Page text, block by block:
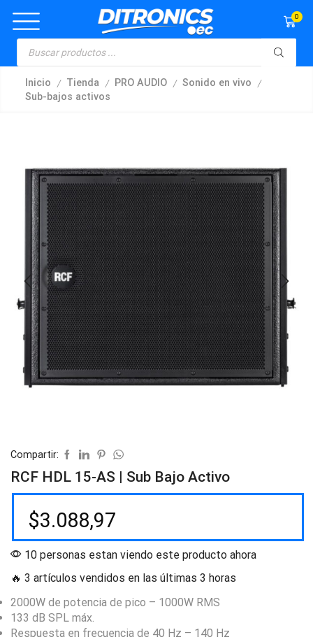
0
Inicio / Tienda / PRO AUDIO / Sonido en vivo /
Sub-bajos activos
Compartir:
RCF HDL 15-AS | Sub Bajo Activo
$3.088,97
10 personas estan viendo este producto ahora
🔥 3 artículos vendidos en las últimas 3 horas
2000W de potencia de pico – 1000W RMS
133 dB SPL máx.
Respuesta en frecuencia de 40 Hz – 140 Hz